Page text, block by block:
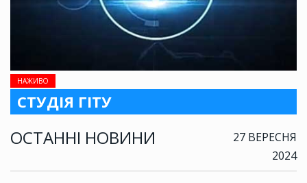
НАЖИВО
СТУДІЯ ГІТУ
ОСТАННІ НОВИНИ
27 ВЕРЕСНЯ
2024